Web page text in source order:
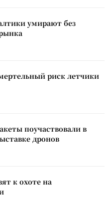
умирают без
риск летчики
поучаствовали в
дронов
к охоте на